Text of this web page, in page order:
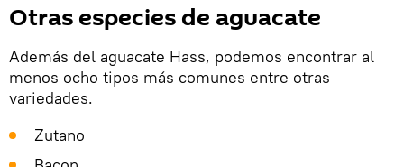
Otras especies de aguacate
Además del aguacate Hass, podemos encontrar al
menos ocho tipos más comunes entre otras
variedades.
Zutano